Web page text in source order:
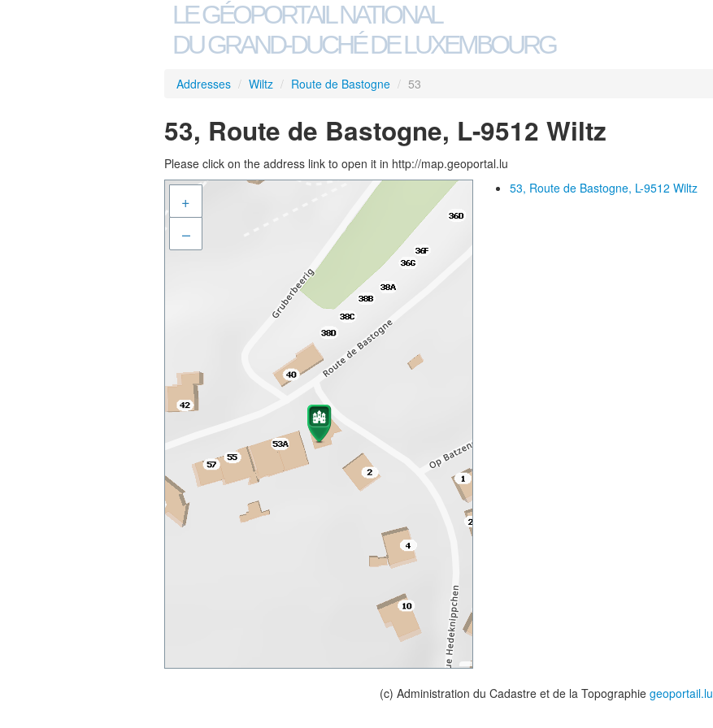
LE GÉOPORTAIL NATIONAL
DU GRAND-DUCHÉ DE LUXEMBOURG
Addresses / Wiltz / Route de Bastogne / 53
53, Route de Bastogne, L-9512 Wiltz
Please click on the address link to open it in http://map.geoportal.lu
+
–
53, Route de Bastogne, L-9512 Wiltz
(c) Administration du Cadastre et de la Topographie geoportail.lu